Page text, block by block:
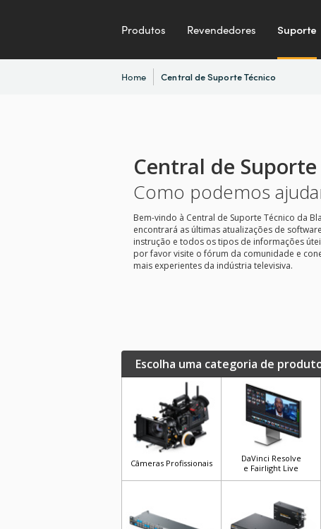
Produtos Revendedores Suporte
Home Central de Suporte Técnico
Central de
Como podemos
Bem-vindo à Central de Suporte Técnico da
encontrará as últimas atualizações de
instrução e todos os tipos de informações
por favor visite o fórum da comunidade e
mais experientes da indústria televisiva.
Escolha uma categoria de
Câmeras Profissionais
DaVinci Resolve
e Fairlight Live